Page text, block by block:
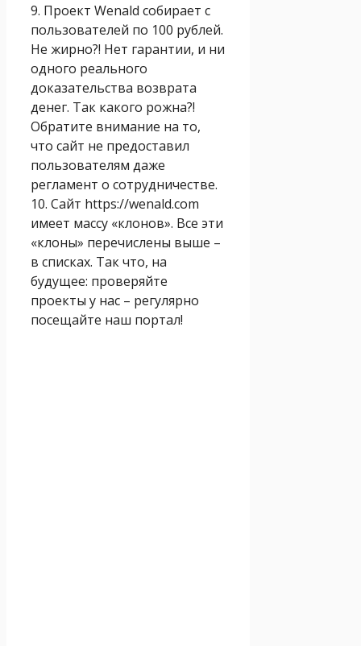
9. Проект Wenald собирает с
пользователей по 100 рублей.
Не жирно?! Нет гарантии, и ни
одного реального
доказательства возврата
денег. Так какого рожна?!
Обратите внимание на то,
что сайт не предоставил
пользователям даже
регламент о сотрудничестве.
10. Сайт https://wenald.com
имеет массу «клонов». Все эти
«клоны» перечислены выше –
в списках. Так что, на
будущее: проверяйте
проекты у нас – регулярно
посещайте наш портал!